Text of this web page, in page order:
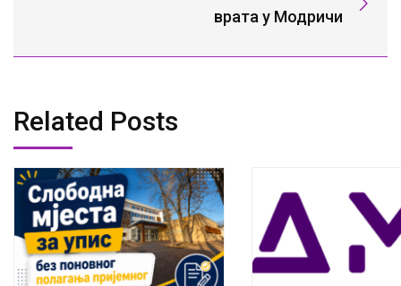
врата у Модричи
Related Posts